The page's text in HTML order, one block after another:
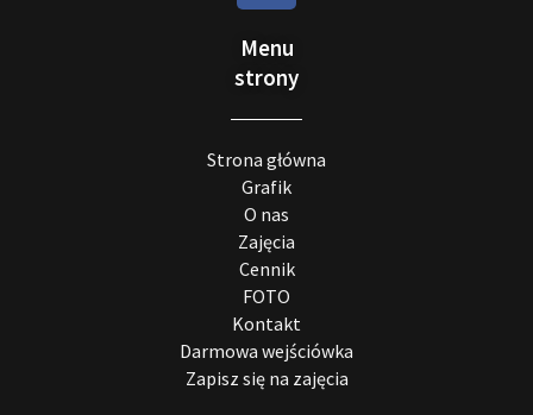
Menu
strony
Strona główna
Grafik
O nas
Zajęcia
Cennik
FOTO
Kontakt
Darmowa wejściówka
Zapisz się na zajęcia